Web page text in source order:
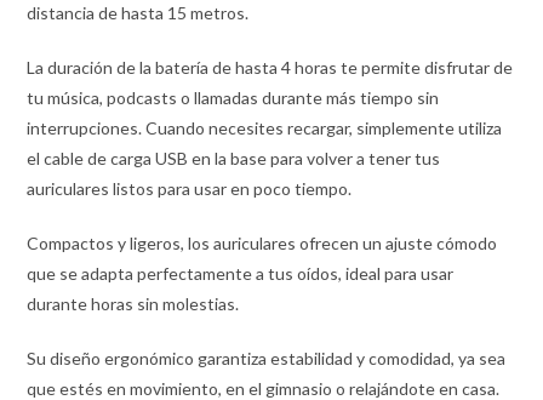
distancia de hasta 15 metros.
La duración de la batería de hasta 4 horas te permite disfrutar de
tu música, podcasts o llamadas durante más tiempo sin
interrupciones. Cuando necesites recargar, simplemente utiliza
el cable de carga USB en la base para volver a tener tus
auriculares listos para usar en poco tiempo.
Compactos y ligeros, los auriculares ofrecen un ajuste cómodo
que se adapta perfectamente a tus oídos, ideal para usar
durante horas sin molestias.
Su diseño ergonómico garantiza estabilidad y comodidad, ya sea
que estés en movimiento, en el gimnasio o relajándote en casa.